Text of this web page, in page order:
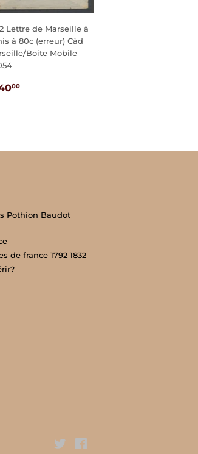
Lettre de Marseille à
à 80c (erreur) Càd
Boite Mobile
00
Pothion Baudot
de france 1792 1832
Twitter